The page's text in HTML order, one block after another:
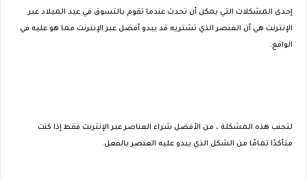
إحدى المشكلات التي يمكن أن تحدث عندما تقوم بالتسوق في عيد الميلاد عبر
الإنترنت هي أن العنصر الذي تشتريه قد يبدو أفضل عبر الإنترنت مما هو عليه في
الواقع.
لتجنب هذه المشكلة ، من الأفضل شراء العناصر عبر الإنترنت فقط إذا كنت
متأكدًا تمامًا من الشكل الذي يبدو عليه العنصر بالفعل.